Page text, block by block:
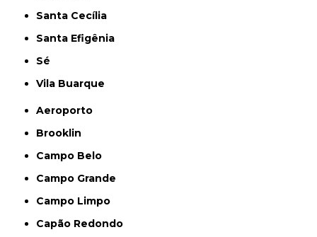
Santa Cecília
Santa Efigênia
Sé
Vila Buarque
Aeroporto
Brooklin
Campo Belo
Campo Grande
Campo Limpo
Capão Redondo